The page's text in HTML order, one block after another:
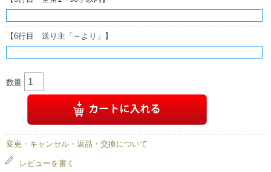
【6行目 送り主「～より」】
数量
変更・キャンセル・返品・交換について
レビューを書く